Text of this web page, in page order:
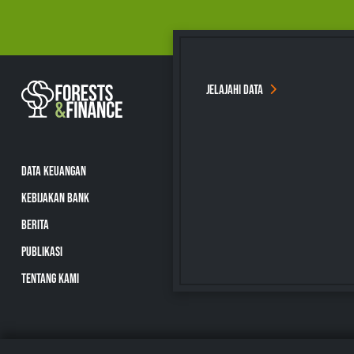
DATA KEUANGAN
KEBIJAKAN BANK
BERITA
PUBLIKASI
TENTANG KAMI
JELAJAHI DATA